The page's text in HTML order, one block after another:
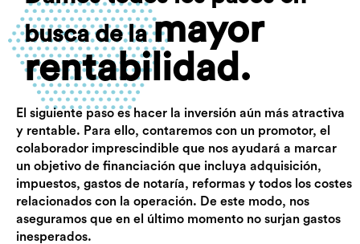
busca de lamayor
rentabilidad.
El siguiente paso es hacer la inversión aún más atractiva
y rentable. Para ello, contaremos con un promotor, el
colaborador imprescindible que nos ayudará a marcar
un objetivo de financiación que incluya adquisición,
impuestos, gastos de notaría, reformas y todos los costes
relacionados con la operación. De este modo, nos
aseguramos que en el último momento no surjan gastos
inesperados.